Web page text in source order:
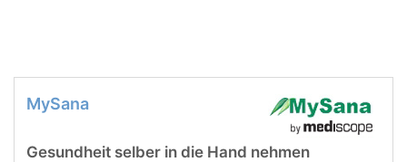
MySana
Gesundheit selber in die Hand nehmen